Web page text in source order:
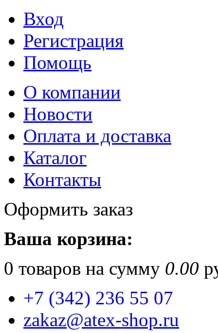
Вход
Регистрация
Помощь
О компании
Новости
Оплата и доставка
Каталог
Контакты
Оформить заказ
Ваша корзина:
0 товаров на сумму 0.00
+7 (342) 236 55 07
zakaz@atex-shop.ru